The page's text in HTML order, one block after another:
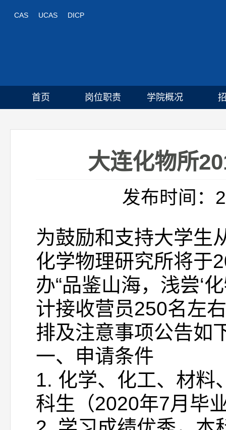
CAS UCAS DICP
首页 岗位职责 学院概况
大连化物所
发布时间：
为鼓励和支持大学生
化学物理研究所将于
办“品鉴山海，浅尝‘
计接收营员250名左
排及注意事项公告如
一、申请条件
1. 化学、化工、材料
科生（2020年7月毕